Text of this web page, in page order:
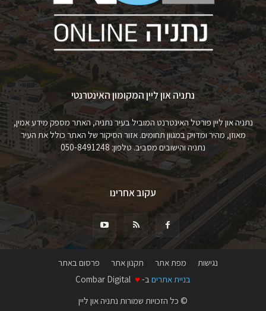
נתניה און ליין המקומון האינטרנטי
נתניה און ליין פורטל האינטרנט המוביל בעיר נתניה, האתר מספק מידע אמין,
מאוזן, מהיר ומדויק במגוון תחומים. אזור הסיקור של האתר כולל את העיר
נתניה והישובים מסביב. טלפון: 050-8491248
עקוב אחרינו
נגישות מפת אתר תקנון אתר
פרסום באתר
בניית אתרים ב- ♥
© כל הזכויות שמורות נתניה און ליין